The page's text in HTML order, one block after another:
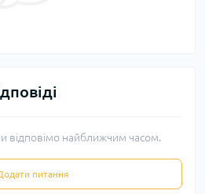
відповімо найближчим часом.
питання